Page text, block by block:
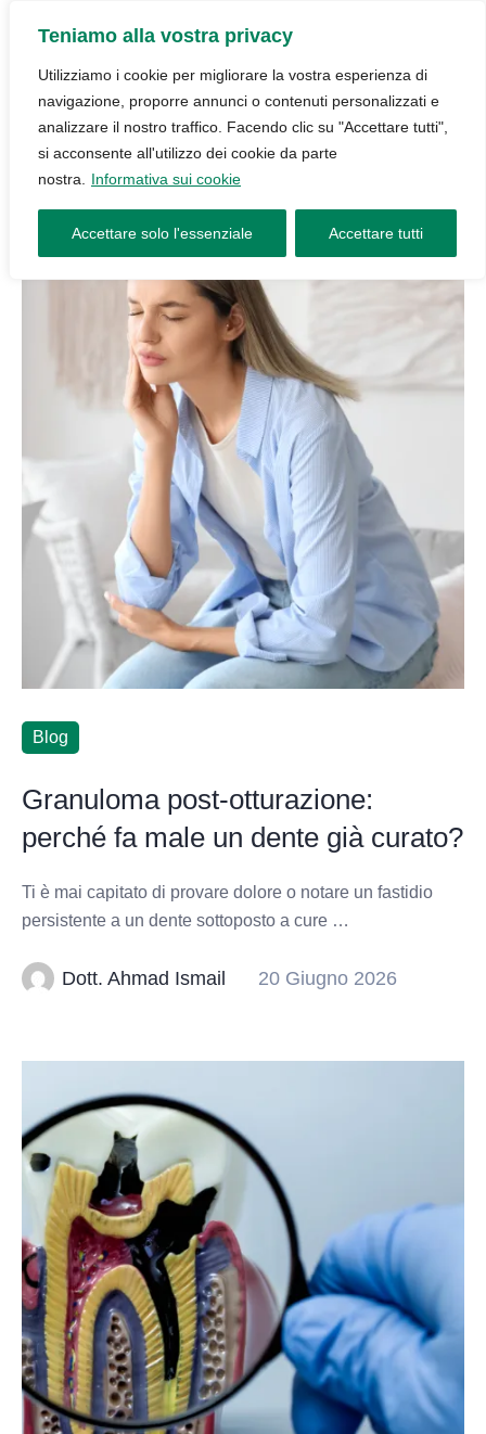
Teniamo alla vostra privacy
Utilizziamo i cookie per migliorare la vostra esperienza di
navigazione, proporre annunci o contenuti personalizzati e
analizzare il nostro traffico. Facendo clic su "Accettare tutti",
si acconsente all'utilizzo dei cookie da parte
nostra.
Informativa sui cookie
Accettare solo l'essenziale Accettare tutti
Blog
Granuloma post-otturazione:
perché fa male un dente già curato?
Ti è mai capitato di provare dolore o notare un fastidio
persistente a un dente sottoposto a cure …
Dott. Ahmad Ismail 20 Giugno 2026